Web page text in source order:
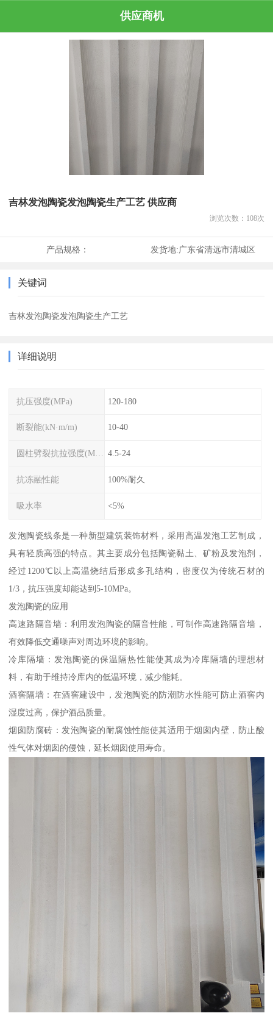
供应商机
吉林发泡陶瓷发泡陶瓷生产工艺 供应商
浏览次数： 108次
产品规格： 发货地:广东省清远市清城区
关键词
吉林发泡陶瓷发泡陶瓷生产工艺
详细说明
抗压强度(MPa) 120-180
断裂能(kN·m/m) 10-40
圆柱劈裂抗拉强度(MPa) 4.5-24
抗冻融性能 100%耐久
吸水率 <5%
发泡陶瓷线条是一种新型建筑装饰材料，采用高温发泡工艺制成，
具有轻质高强的特点。其主要成分包括陶瓷黏土、矿粉及发泡剂，
经过1200℃以上高温烧结后形成多孔结构，密度仅为传统石材的
1/3，抗压强度却能达到5-10MPa。
发泡陶瓷的应用
高速路隔音墙：利用发泡陶瓷的隔音性能，可制作高速路隔音墙，
有效降低交通噪声对周边环境的影响。
冷库隔墙：发泡陶瓷的保温隔热性能使其成为冷库隔墙的理想材
料，有助于维持冷库内的低温环境，减少能耗。
酒窖隔墙：在酒窖建设中，发泡陶瓷的防潮防水性能可防止酒窖内
湿度过高，保护酒品质量。
烟囱防腐砖：发泡陶瓷的耐腐蚀性能使其适用于烟囱内壁，防止酸
性气体对烟囱的侵蚀，延长烟囱使用寿命。